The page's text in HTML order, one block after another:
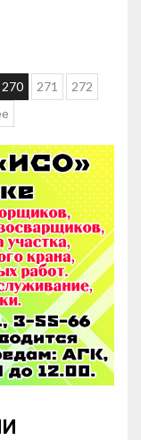
270 271
272